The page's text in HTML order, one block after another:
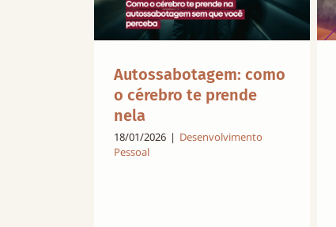
Autossabotagem: como
o cérebro te prende
nela
18/01/2026 | Desenvolvimento
Pessoal